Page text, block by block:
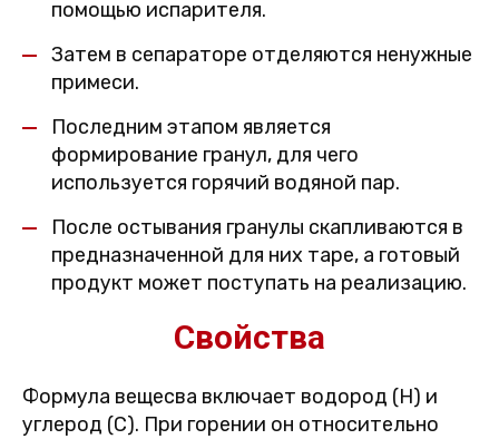
помощью испарителя.
Затем в сепараторе отделяются ненужные
примеси.
Последним этапом является
формирование гранул, для чего
используется горячий водяной пар.
После остывания гранулы скапливаются в
предназначенной для них таре, а готовый
продукт может поступать на реализацию.
Свойства
Формула вещесва включает водород (H) и
углерод (C). При горении он относительно